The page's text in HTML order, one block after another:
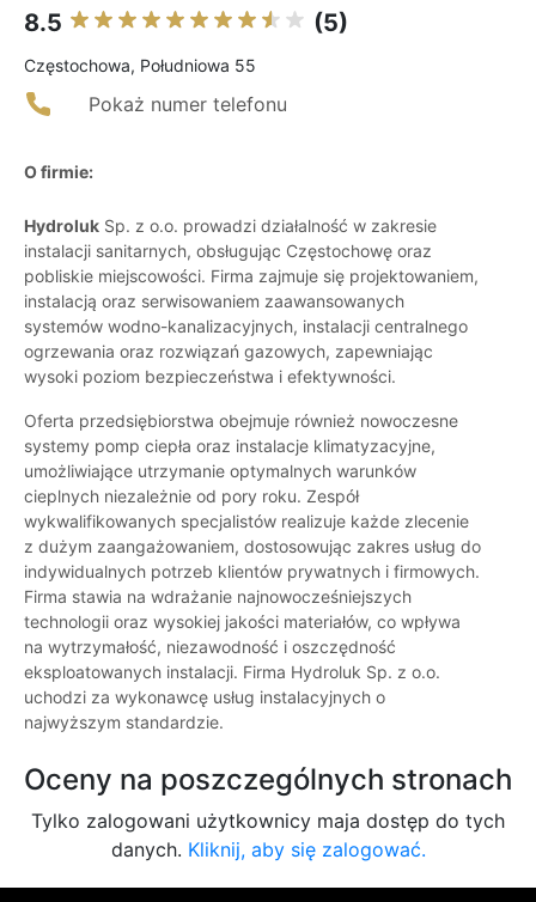
8.5 (5)
Częstochowa, Południowa 55
Pokaż numer telefonu
O firmie:
Hydroluk Sp. z o.o. prowadzi działalność w zakresie
instalacji sanitarnych, obsługując Częstochowę oraz
pobliskie miejscowości. Firma zajmuje się projektowaniem,
instalacją oraz serwisowaniem zaawansowanych
systemów wodno-kanalizacyjnych, instalacji centralnego
ogrzewania oraz rozwiązań gazowych, zapewniając
wysoki poziom bezpieczeństwa i efektywności.
Oferta przedsiębiorstwa obejmuje również nowoczesne
systemy pomp ciepła oraz instalacje klimatyzacyjne,
umożliwiające utrzymanie optymalnych warunków
cieplnych niezależnie od pory roku. Zespół
wykwalifikowanych specjalistów realizuje każde zlecenie
z dużym zaangażowaniem, dostosowując zakres usług do
indywidualnych potrzeb klientów prywatnych i firmowych.
Firma stawia na wdrażanie najnowocześniejszych
technologii oraz wysokiej jakości materiałów, co wpływa
na wytrzymałość, niezawodność i oszczędność
eksploatowanych instalacji. Firma Hydroluk Sp. z o.o.
uchodzi za wykonawcę usług instalacyjnych o
najwyższym standardzie.
Oceny na poszczególnych stronach
Tylko zalogowani użytkownicy maja dostęp do tych
danych. Kliknij, aby się zalogować.